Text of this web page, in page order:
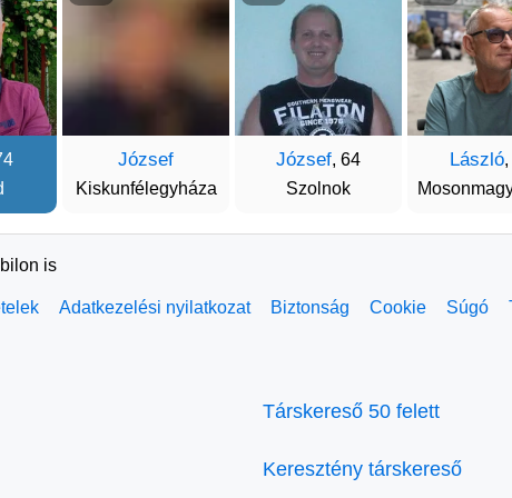
József
Kiskunfélegyháza
József, 64
Szolnok
László,
is
Adatkezelési nyilatkozat Biztonság Cookie Súgó
Társkereső 50 felett
Keresztény társkereső